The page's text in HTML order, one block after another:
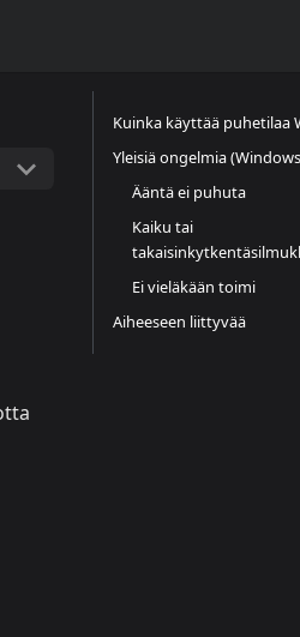
Kuinka käyttää puhetilaa
Yleisiä ongelmia
Ääntä ei puhuta
Kaiku tai
Ei vieläkään toimi
Aiheeseen liittyvää